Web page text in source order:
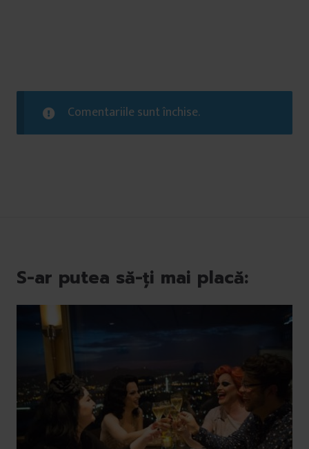
Comentariile sunt închise.
S-ar putea să-ți mai placă: